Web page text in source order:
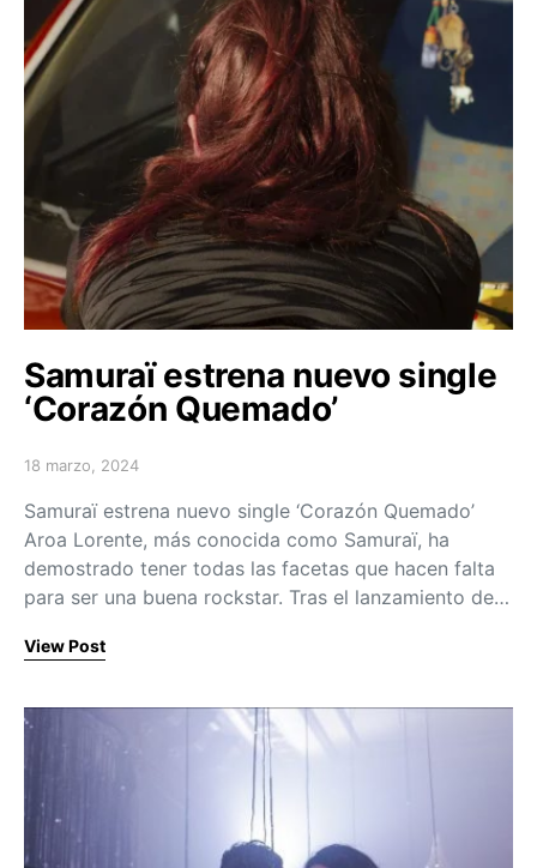
Samuraï estrena nuevo single
‘Corazón Quemado’
Posted on
18 marzo, 2024
Samuraï estrena nuevo single ‘Corazón Quemado’
Aroa Lorente, más conocida como Samuraï, ha
demostrado tener todas las facetas que hacen falta
para ser una buena rockstar. Tras el lanzamiento de…
View Post